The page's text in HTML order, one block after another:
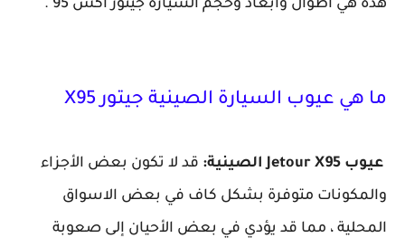
هذة هي اطوال وابعاد وحجم السيارة جيتور اكس 95 .
ما هي عيوب السيارة الصينية جيتور X95
عيوب Jetour X95 الصينية:
قد لا تكون بعض الأجزاء
والمكونات متوفرة بشكل كاف في بعض الاسواق
المحلية ، مما قد يؤدي في بعض الأحيان إلى صعوبة